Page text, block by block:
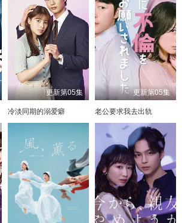
更新第05集
冷淡同期的溺爱癖
更新第05集
老公要求我去出轨